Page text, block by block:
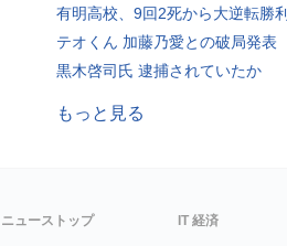
有明高校、9回2死から大逆転勝利
テオくん 加藤乃愛との破局発表
黒木啓司氏 逮捕されていたか
もっと見る
ニューストップ IT 経済